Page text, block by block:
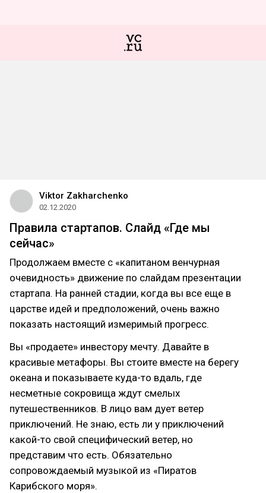
Viktor Zakharchenko
02.12.2020
Правила стартапов. Слайд «Где мы
сейчас»
Продолжаем вместе с «капитаном венчурная
очевидность» движение по слайдам презентации
стартапа. На ранней стадии, когда вы все еще в
царстве идей и предположений, очень важно
показать настоящий измеримый прогресс.
Вы «продаете» инвестору мечту. Давайте в
красивые метафоры. Вы стоите вместе на берегу
океана и показываете куда-то вдаль, где
несметные сокровища ждут смелых
путешественников. В лицо вам дует ветер
приключений. Не знаю, есть ли у приключений
какой-то свой специфический ветер, но
представим что есть. Обязательно
сопровождаемый музыкой из «Пиратов
Карибского моря».